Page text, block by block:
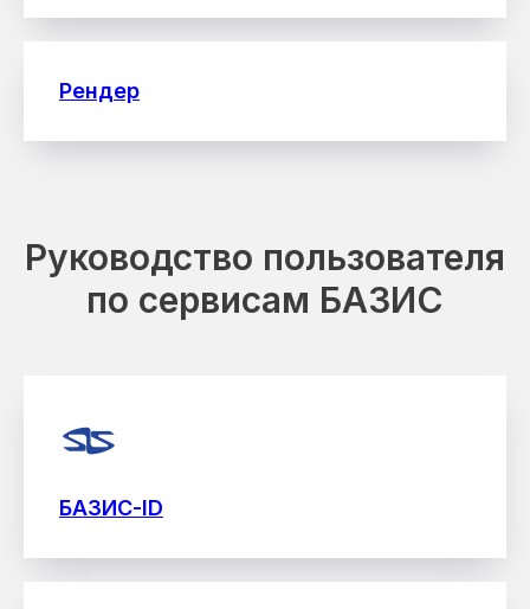
Рендер
Руководство пользователя
по сервисам БАЗИС
БАЗИС-ID